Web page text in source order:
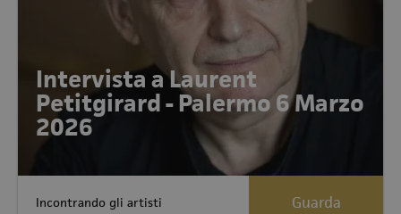
Intervista a Laurent
Petitgirard - Palermo 6 Marzo
2026
Incontrando gli artisti Guarda